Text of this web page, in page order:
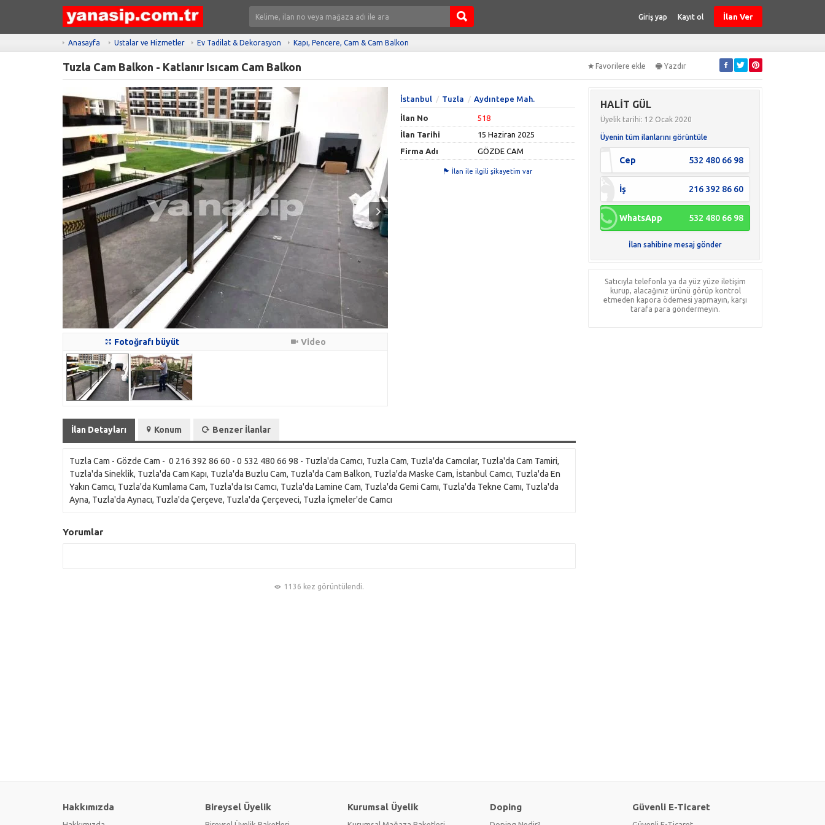
Giriş yap Kayıt ol İlan Ver
Anasayfa Ustalar ve Hizmetler Ev Tadilat & Dekorasyon Kapı, Pencere, Cam & Cam Balkon
Tuzla Cam Balkon - Katlanır Isıcam Cam Balkon Favorilere ekle Yazdır
Fotoğrafı büyüt Video
İstanbul Tuzla Aydıntepe Mah.
İlan No
518
İlan Tarihi
15 Haziran 2025
Firma Adı
GÖZDE CAM
İlan ile ilgili şikayetim var
İlan Detayları Konum Benzer İlanlar
Tuzla Cam - Gözde Cam - 0 216 392 86 60 - 0 532 480 66 98 - Tuzla'da Camcı, Tuzla Cam, Tuzla'da Camcılar, Tuzla'da Cam Tamiri,
Tuzla'da Sineklik, Tuzla'da Cam Kapı, Tuzla'da Buzlu Cam, Tuzla'da Cam Balkon, Tuzla'da Maske Cam, İstanbul Camcı, Tuzla'da En
Yakın Camcı, Tuzla'da Kumlama Cam, Tuzla'da Isı Camcı, Tuzla'da Lamine Cam, Tuzla'da Gemi Camı, Tuzla'da Tekne Camı, Tuzla'da
Ayna, Tuzla'da Aynacı, Tuzla'da Çerçeve, Tuzla'da Çerçeveci, Tuzla İçmeler'de Camcı
Yorumlar
1136 kez görüntülendi.
HALİT GÜL
Üyelik tarihi: 12 Ocak 2020
Üyenin tüm ilanlarını görüntüle
Cep 532 480 66 98
İş 216 392 86 60
WhatsApp 532 480 66 98
İlan sahibine mesaj gönder
Satıcıyla telefonla ya da yüz yüze iletişim
kurup, alacağınız ürünü görüp kontrol
etmeden kapora ödemesi yapmayın, karşı
tarafa para göndermeyin.
Hakkımızda Bireysel Üyelik Kurumsal Üyelik Doping Güvenli E-Ticaret